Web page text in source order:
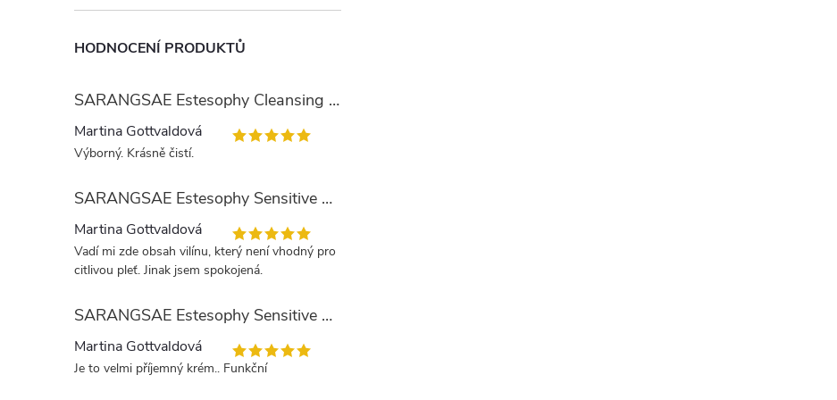
HODNOCENÍ PRODUKTŮ
SARANGSAE Estesophy Cleansing Gel
Martina Gottvaldová
Výborný. Krásně čistí.
SARANGSAE Estesophy Sensitive Skin Tonic
Martina Gottvaldová
Vadí mi zde obsah vilínu, který není vhodný pro
citlivou pleť. Jinak jsem spokojená.
SARANGSAE Estesophy Sensitive Day Cream
Martina Gottvaldová
Je to velmi příjemný krém.. Funkční